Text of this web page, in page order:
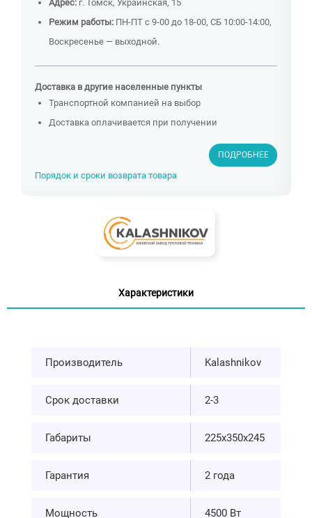
Адрес: г. Томск, Украинская, 15
Режим работы: ПН-ПТ с 9-00 до 18-00, СБ 10:00-14:00,
Воскресенье — выходной.
Доставка в другие населенные пункты
Транспортной компанией на выбор
Доставка оплачивается при получении
ПОДРОБНЕЕ
Порядок и сроки возврата товара
Характеристики
Производитель Kalashnikov
Срок доставки 2-3
Габариты 225х350х245
Гарантия 2 года
Мощность 4500 Вт